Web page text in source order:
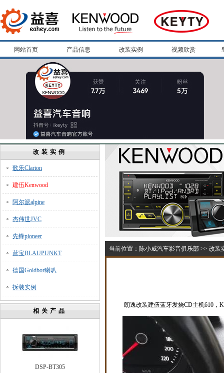
网站首页 产品信息 改装实例 视频欣赏
改装实例
歌乐Clarion
建伍Kenwood
阿尔派alpine
杰伟世JVC
先锋pioneer
蓝宝BLAUPUNKT
德国Goldbor喇叭
拆装实例
相关产品
DSP-BT305
当前位置： 陈小威汽车影音俱乐部 >> 改装
朗逸改装建伍蓝牙发烧CD主机610，